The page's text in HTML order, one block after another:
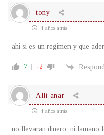
tony
4 años atrás
ahi si es un regimen y que
7 -2
Alli anar
4 años atrás
no llevaran dinero. ni lamano